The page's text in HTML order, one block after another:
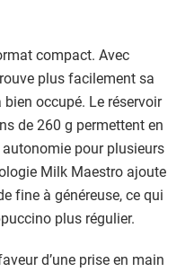
compact. Avec
plus facilement sa
occupé. Le réservoir
de 260 g permettent en
pour plusieurs
Milk Maestro ajoute
fine à généreuse, ce qui
plus régulier.
d’une prise en main